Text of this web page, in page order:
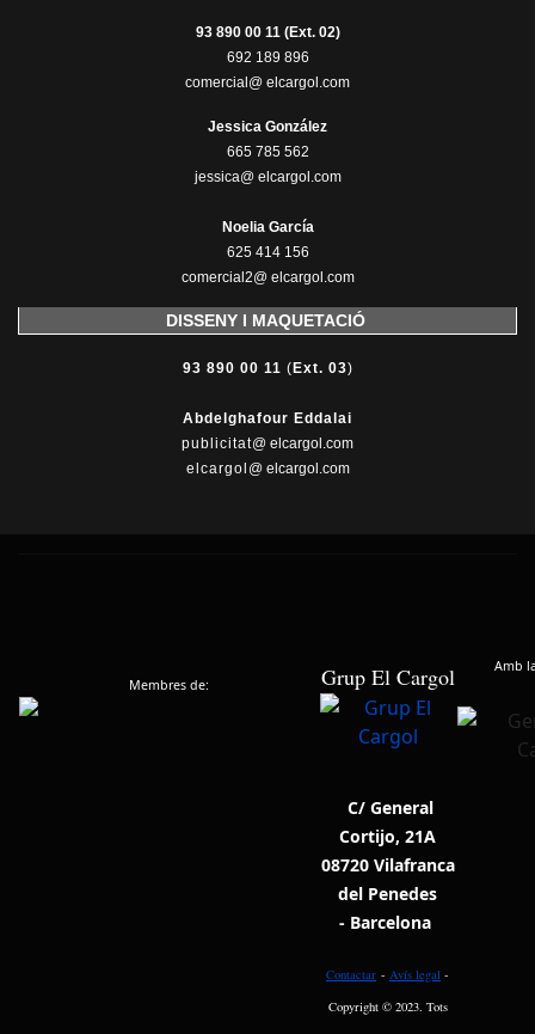
93 890 00 11 (Ext. 02)
692 189 896
comercial@ elcargol.com
Jessica González
665 785 562
jessica@ elcargol.com
Noelia García
625 414 156
comercial2@ elcargol.com
DISSENY I MAQUETACIÓ
93 890 00 11 ( Ext. 03)
Abdelghafour Eddalai
publicitat@ elcargol.com
elcargol @ elcargol.com
Membres de: Grup El Cargol Amb
C/ General
Cortijo, 21A
08720 Vilafranca
del Penedes
- Barcelona
Contactar - Avís legal -
Copyright © 2023. Tots